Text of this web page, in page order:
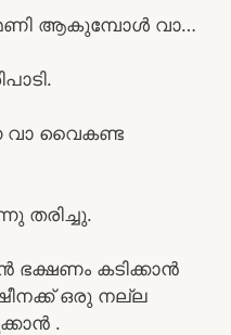
മണി ആകുമ്പോൾ വാ…
വാ വൈകണ്ട
തരിച്ചു.
കടിക്കാൻ
ഒരു നല്ല
.